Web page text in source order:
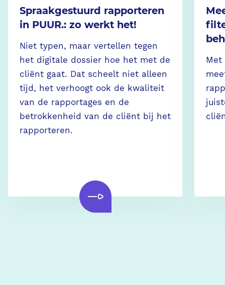
Spraakgestuurd rapporteren
in PUUR.: zo werkt het!
Niet typen, maar vertellen tegen
het digitale dossier hoe het met de
cliënt gaat. Dat scheelt niet alleen
tijd, het verhoogt ook de kwaliteit
van de rapportages en de
betrokkenheid van de cliënt bij het
rapporteren.